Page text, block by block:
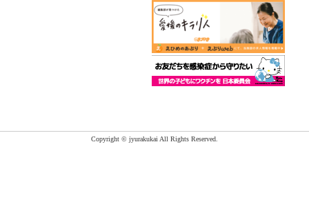
Copyright © jyurakukai All Rights Reserved.